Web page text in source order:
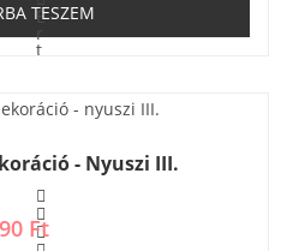
É
r
t
e
l
s
:
0
/
5
TESZEM
- Nyuszi III.
Ft